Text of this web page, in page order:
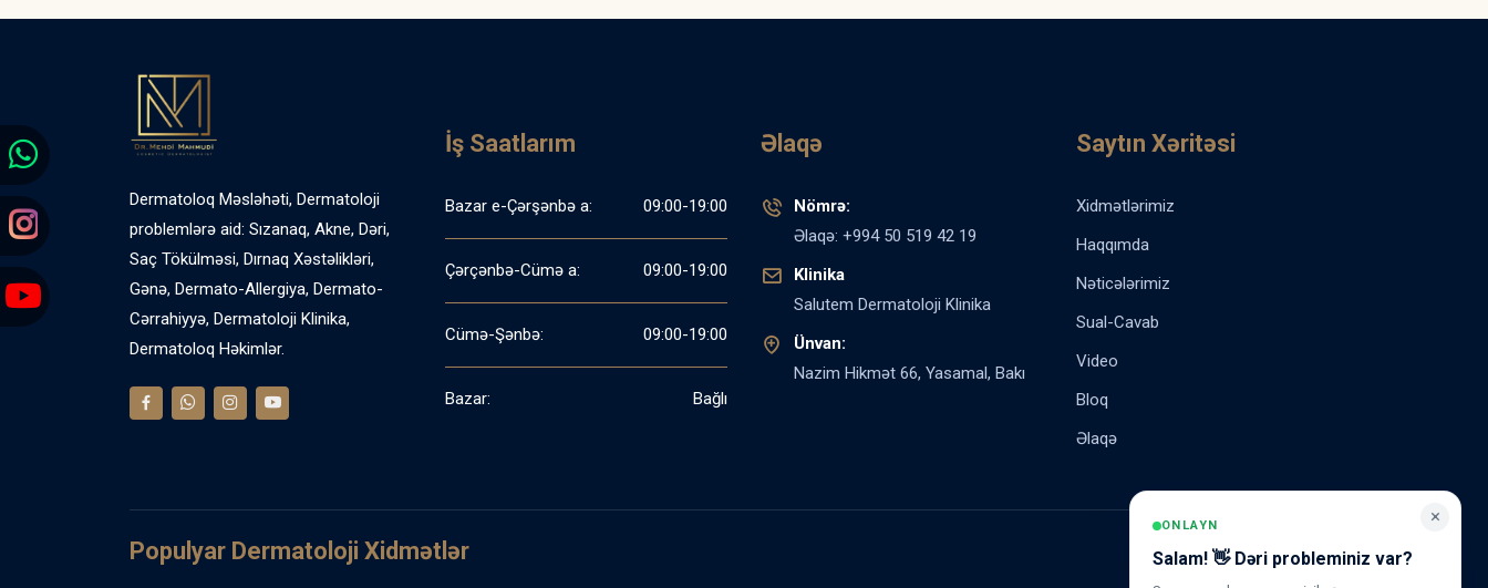
×
ONLAYN
Salam! 👋 Dəri probleminiz var?
Dermatoloq Məsləhəti, Dermatoloji
problemlərə aid: Sızanaq, Akne, Dəri,
Saç Tökülməsi, Dırnaq Xəstəlikləri,
Gənə, Dermato-Allergiya, Dermato-
Cərrahiyyə, Dermatoloji Klinika,
Dermatoloq Həkimlər.
İş Saatlarım
Bazar e-Çərşənbə a: 09:00-19:00
Çərçənbə-Cümə a: 09:00-19:00
Cümə-Şənbə: 09:00-19:00
Bazar: Bağlı
Əlaqə
Nömrə:
Əlaqə: +994 50 519 42 19
Klinika
Salutem Dermatoloji Klinika
Ünvan:
Nazim Hikmət 66, Yasamal, Bakı
Saytın Xəritəsi
Xidmətlərimiz
Haqqımda
Nəticələrimiz
Sual-Cavab
Video
Bloq
Əlaqə
Populyar Dermatoloji Xidmətlər